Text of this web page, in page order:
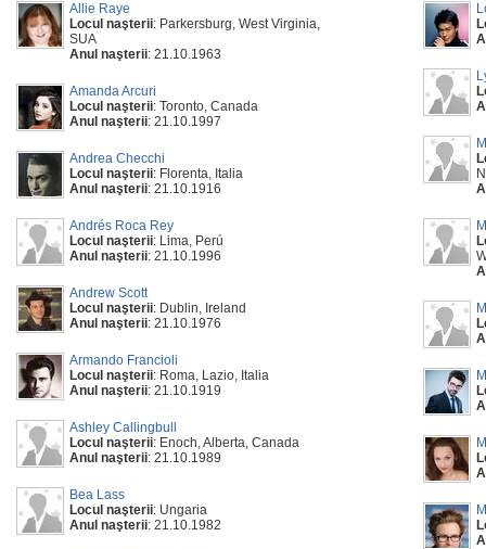
Allie Raye
Locul naşterii: Parkersburg, West Virginia,
SUA
Anul naşterii: 21.10.1963
Amanda Arcuri
Locul naşterii: Toronto, Canada
Anul naşterii: 21.10.1997
Andrea Checchi
Locul naşterii: Florenta, Italia
Anul naşterii: 21.10.1916
Andrés Roca Rey
Locul naşterii: Lima, Perú
Anul naşterii: 21.10.1996
Andrew Scott
Locul naşterii: Dublin, Ireland
Anul naşterii: 21.10.1976
Armando Francioli
Locul naşterii: Roma, Lazio, Italia
Anul naşterii: 21.10.1919
Ashley Callingbull
Locul naşterii: Enoch, Alberta, Canada
Anul naşterii: 21.10.1989
Bea Lass
Locul naşterii: Ungaria
Anul naşterii: 21.10.1982